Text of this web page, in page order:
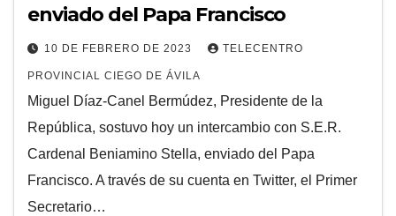
enviado del Papa Francisco
10 DE FEBRERO DE 2023 TELECENTRO
PROVINCIAL CIEGO DE ÁVILA
Miguel Díaz-Canel Bermúdez, Presidente de la
República, sostuvo hoy un intercambio con S.E.R.
Cardenal Beniamino Stella, enviado del Papa
Francisco. A través de su cuenta en Twitter, el Primer
Secretario…